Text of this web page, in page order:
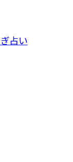
占い